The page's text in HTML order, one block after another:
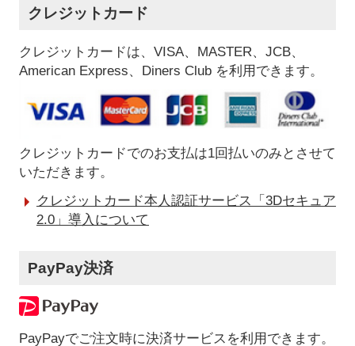
クレジットカード
クレジットカードは、VISA、MASTER、JCB、
American Express、Diners Club を利用できます。
クレジットカードでのお支払は1回払いのみとさせて
いただきます。
クレジットカード本人認証サービス「3Dセキュア
2.0」導入について
PayPay決済
PayPayでご注文時に決済サービスを利用できます。